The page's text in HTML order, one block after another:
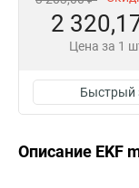
2
Цена за 1
Быстрый
Описание EKF